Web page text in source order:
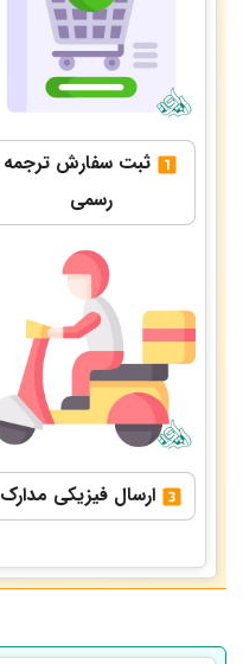
ثبت سفارش ترجمه
رسمی
ارسال فیزیکی مدارک